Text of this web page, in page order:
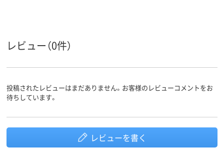
レビュー（0件）
投稿されたレビューはまだありません。お客様のレビューコメントをお
待ちしています。
レビューを書く